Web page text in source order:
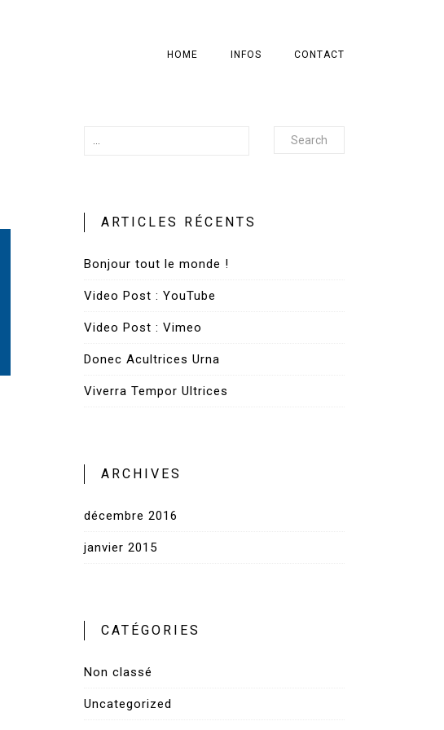
HOME INFOS CONTACT
Search
ARTICLES RÉCENTS
Bonjour tout le monde !
Video Post : YouTube
Video Post : Vimeo
Donec Acultrices Urna
Viverra Tempor Ultrices
ARCHIVES
décembre 2016
janvier 2015
CATÉGORIES
Non classé
Uncategorized